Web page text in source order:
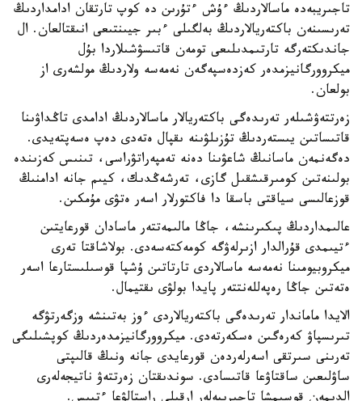
تاجىريبەدە ماسالاردىڭ ءۇش ءتۇرىن دە كوپ تارتقان ادامداردىڭ
تەرىسىنەن باكتەريالاردىڭ بەلگىلى ءبىر جيىنتىعى انىقتالعان. ال
جاندىكتەرگە تارتىمدىلىعى تومەن قاتىسۋشىلاردا بۇل
ميكروورگانيزمدەر كەزدەسپەگەن نەمەسە ولاردىڭ مولشەرى از
بولعان.
زەرتتەۋشىلەر تەرىدەگى باكتەريالار ماسالاردىڭ ادامدى تاڭداۋىنا
قاتىساتىن يىستەردىڭ تۇزىلۋىنە ىقپال ەتەدى دەپ ەسەپتەيدى.
دەگەنمەن ماسانىڭ شاعۋىنا دەنە تەمپەراتۋراسى، تىنىس كەزىندە
بولىنەتىن كومىرقىشقىل گازى، تەرشەڭدىك، كيىم جانە ادامنىڭ
قوزعالىسى سياقتى باسقا دا فاكتورلار اسەر ەتۋى مۇمكىن.
عالىمداردىڭ پىكىرىنشە، جاڭا مالىمەتتەر ماسادان قورعايتىن
ءتيىمدى قۇرالدار ازىرلەۋگە كومەكتەسەدى. بولاشاقتا تەرى
ميكروبيومىنا نەمەسە ماسالاردى تارتاتىن ۇشپا قوسىلىستارعا اسەر
ەتەتىن جاڭا رەپەللەنتتەر پايدا بولۋى ىقتيمال.
الايدا ماماندار تەرىدەگى باكتەريالاردى ءوز بەتىنشە وزگەرتۋگە
تىرىسپاۋ كەرەگىن ەسكەرتەدى. ميكروورگانيزمدەردىڭ كوپشىلىگى
تەرىنى سىرتقى اسەرلەردەن قورعايدى جانە ونىڭ قالىپتى
ساۋلىعىن ساقتاۋعا قاتىسادى. سوندىقتان زەرتتەۋ ناتيجەلەرى